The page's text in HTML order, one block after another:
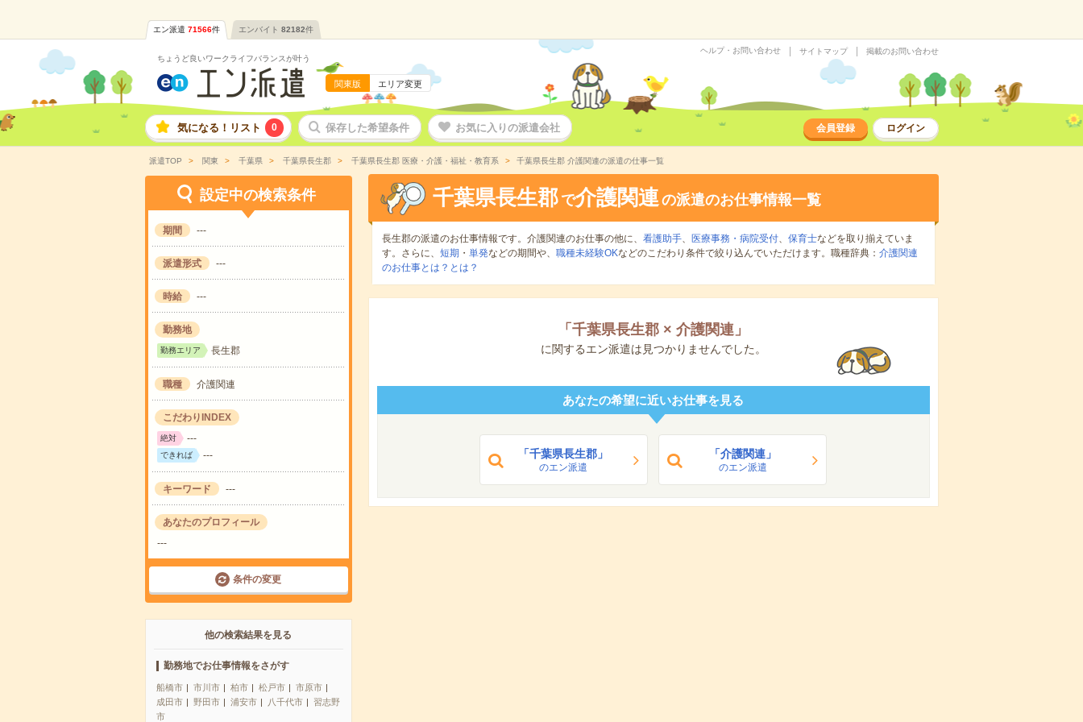
エン派遣 71566件 エンバイト 82182件
ちょうど良いワークライフバランスが叶う
関東版 エリア変更
ヘルプ・お問い合わせ サイトマップ 掲載のお問い合わせ
気になる！リスト 0 保存した希望条件 お気に入りの派遣会社 会員登録 ログイン
派遣TOP 関東 千葉県 千葉県長生郡 千葉県長生郡 医療・介護・福祉・教育系 千葉県長生郡 介護関連の派遣の仕事一覧
設定中の検索条件
期間 ---
派遣形式 ---
時給 ---
勤務地
勤務エリア 長生郡
職種 介護関連
こだわりINDEX
絶対 ---
できれば ---
キーワード ---
あなたのプロフィール
---
条件の変更
他の検索結果を見る
勤務地でお仕事情報をさがす
船橋市 市川市 柏市 松戸市
市原市
成田市
野田市 浦安市 八千代市
習志野
市
千葉県長生郡 で介護関連の派遣のお仕事情報一覧
長生郡の派遣のお仕事情報です。介護関連のお仕事の他に、 看護助手、 医療事務・病院受付、 保育士などを取り揃えていま
す。さらに、 短期 ・ 単発などの期間や、 職種未経験OKなどのこだわり条件で絞り込んでいただけます。職種辞典： 介護関連
のお仕事とは？とは？
「 千葉県長生郡 × 介護関連 」
に関するエン派遣は見つかりませんでした。
あなたの希望に近いお仕事を見る
「千葉県長生郡」
のエン派遣
「介護関連」
のエン派遣